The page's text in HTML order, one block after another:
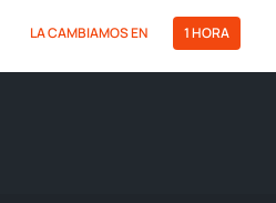
LA CAMBIAMOS EN 1 HORA